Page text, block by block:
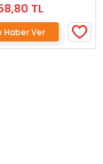
TL
Haber Ver